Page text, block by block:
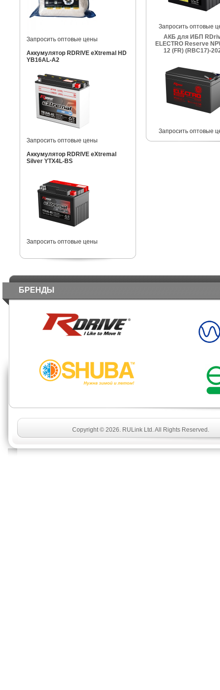
Запросить оптовые цены
Аккумулятор RDRIVE eXtremal HD
YB16AL-A2
Запросить оптовые цены
Аккумулятор RDRIVE eXtremal
Silver YTX4L-BS
Запросить оптовые цены
Запросить оптовые
АКБ для ИБП
ELECTRO Reserve
12 (FR) (RBC17)-
Запросить оптовые
БРЕНДЫ
Copyright © 2026. RULink Ltd. All Rights Reserved.